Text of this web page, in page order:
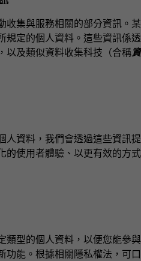
收集與服務相關的部分資訊。某
規定的個人資料。這些資訊係透
及類似資料收集科技（合稱資
人資料，我們會透過這些資訊提
的使用者體驗、以更有效的方式
類型的個人資料，以便您能參與
功能。根據相關隱私權法，可口